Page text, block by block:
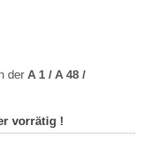
der A 1 / A 48 /
vorrätig !